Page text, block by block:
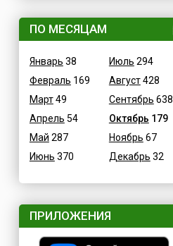
ПО МЕСЯЦАМ
Январь 38
Февраль 169
Март49
Апрель 54
Май 287
Июнь 370
Июль 294
Август428
Сентябрь 638
Октябрь 179
Ноябрь 67
Декабрь 32
ПРИЛОЖЕНИЯ